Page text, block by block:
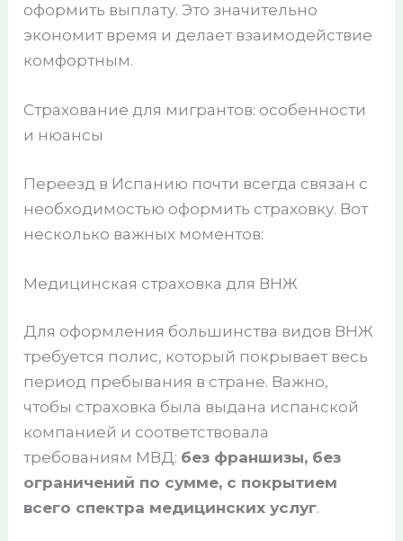
оформить выплату. Это значительно
экономит время и делает взаимодействие
комфортным.
Страхование для мигрантов: особенности
и нюансы
Переезд в Испанию почти всегда связан с
необходимостью оформить страховку. Вот
несколько важных моментов:
Медицинская страховка для ВНЖ
Для оформления большинства видов ВНЖ
требуется полис, который покрывает весь
период пребывания в стране. Важно,
чтобы страховка была выдана испанской
компанией и соответствовала
требованиям МВД: без франшизы, без
ограничений по сумме, с покрытием
всего спектра медицинских услуг.